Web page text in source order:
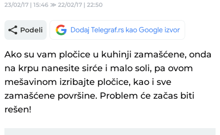
23/02/17 | 15:46 ≫22/02/17 | 22:50
Podeli
Ako su vam pločice u kuhinji zamašćene, onda
na krpu nanesite sirće i malo soli, pa ovom
mešavinom izribajte pločice, kao i sve
zamašćene površine. Problem će začas biti
rešen!